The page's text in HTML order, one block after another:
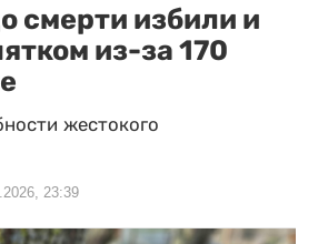
смерти избили и
из-за 170
жестокого
23:39